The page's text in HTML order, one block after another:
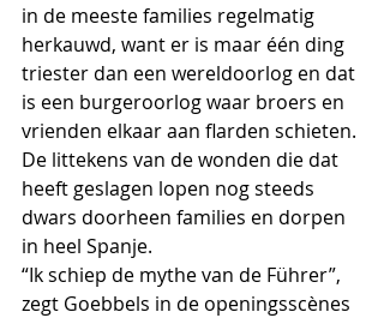
in de meeste families regelmatig
herkauwd, want er is maar één ding
triester dan een wereldoorlog en dat
is een burgeroorlog waar broers en
vrienden elkaar aan flarden schieten.
De littekens van de wonden die dat
heeft geslagen lopen nog steeds
dwars doorheen families en dorpen
in heel Spanje.
“Ik schiep de mythe van de Führer”,
zegt Goebbels in de openingsscènes